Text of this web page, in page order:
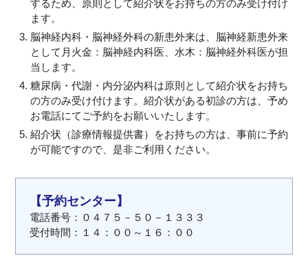
するため、原則として紹介状をお持ちの方のみ受け付け
ます。
脳神経内科・脳神経外科の新患外来は、脳神経新患外来
として月火金：脳神経内科医、水木：脳神経外科医が担
当します。
糖尿病・代謝・内分泌内科は原則として紹介状をお持ち
の方のみ受け付けます。紹介状がある初診の方は、予め
お電話にてご予約をお願いいたします。
紹介状（診療情報提供書）をお持ちの方は、事前に予約
が可能ですので、是非ご利用ください。
【予約センター】
電話番号：０４７５－５０－１３３３
受付時間：１４：００～１６：００